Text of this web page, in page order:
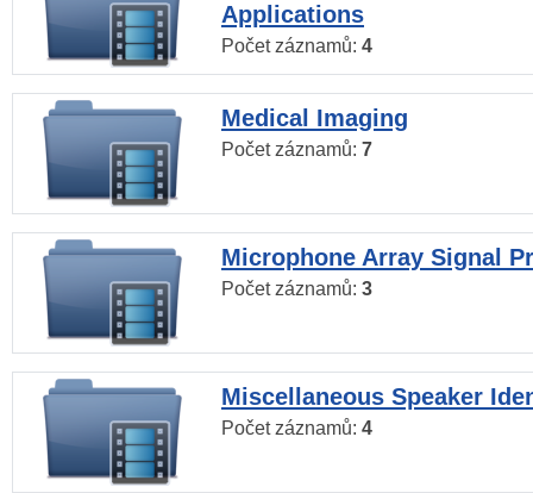
Applications
Počet záznamů: 4
Medical Imaging
Počet záznamů: 7
Microphone Array Signal
Počet záznamů: 3
Miscellaneous Speaker
Počet záznamů: 4